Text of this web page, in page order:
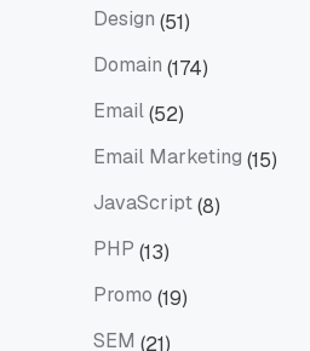
Design (51)
Domain (174)
Email(52)
Email Marketing (15)
JavaScript(8)
PHP (13)
Promo (19)
SEM (21)